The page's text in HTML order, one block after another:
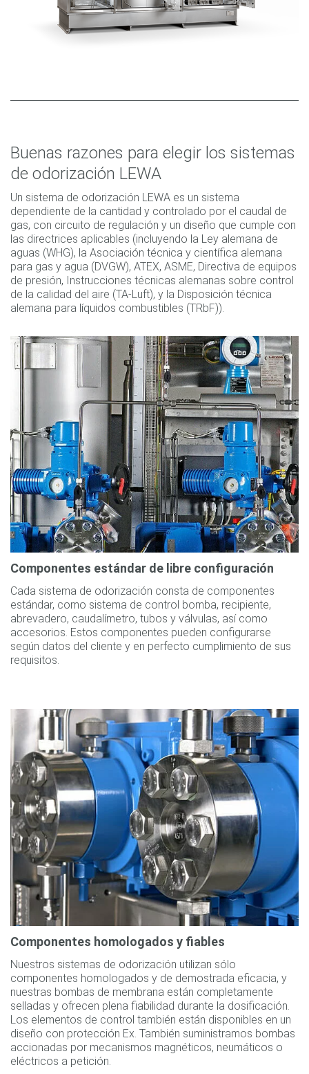
Buenas razones para elegir los sistemas
de odorización LEWA
Un sistema de odorización LEWA es un sistema
dependiente de la cantidad y controlado por el caudal de
gas, con circuito de regulación y un diseño que cumple con
las directrices aplicables (incluyendo la Ley alemana de
aguas (WHG), la Asociación técnica y científica alemana
para gas y agua (DVGW), ATEX, ASME, Directiva de equipos
de presión, Instrucciones técnicas alemanas sobre control
de la calidad del aire (TA-Luft), y la Disposición técnica
alemana para líquidos combustibles (TRbF)).
Componentes estándar de libre configuración
Cada sistema de odorización consta de componentes
estándar, como sistema de control bomba, recipiente,
abrevadero, caudalímetro, tubos y válvulas, así como
accesorios. Estos componentes pueden configurarse
según datos del cliente y en perfecto cumplimiento de sus
requisitos.
Componentes homologados y fiables
Nuestros sistemas de odorización utilizan sólo
componentes homologados y de demostrada eficacia, y
nuestras bombas de membrana están completamente
selladas y ofrecen plena fiabilidad durante la dosificación.
Los elementos de control también están disponibles en un
diseño con protección Ex. También suministramos bombas
accionadas por mecanismos magnéticos, neumáticos o
eléctricos a petición.